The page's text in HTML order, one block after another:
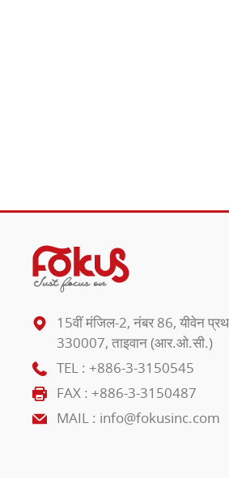
15वीं मंजिल-2, नंबर 86, यीवेन
330007, ताइवान (आर.ओ.सी.)
TEL : +886-3-3150545
FAX : +886-3-3150487
MAIL : info@fokusinc.com